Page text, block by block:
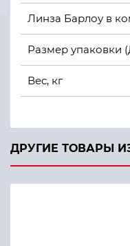
Линза Барлоу в
Размер упаковки
Вес, кг
ДРУГИЕ ТОВАРЫ